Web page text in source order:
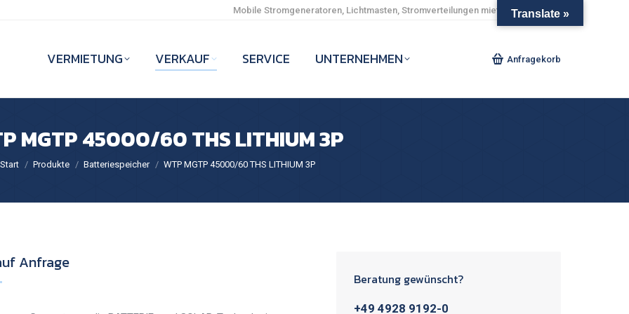
Mobile Stromgeneratoren, Lichtmasten, Stromverteilungen mieten und kaufen.
VERMIETUNG VERKAUF SERVICE UNTERNEHMEN Anfragekorb
MGTP 45000/60 THS LITHIUM 3P
befinden sich hier:
Start Produkte Batteriespeicher WTP MGTP 45000/60 THS LITHIUM 3P
Anfrage
Beratung gewünscht?
+49 4928 9192-0
Translate »